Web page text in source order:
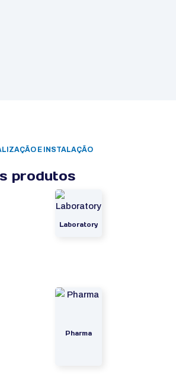
E INSTALAÇÃO
produtos
Laboratory
Pharma